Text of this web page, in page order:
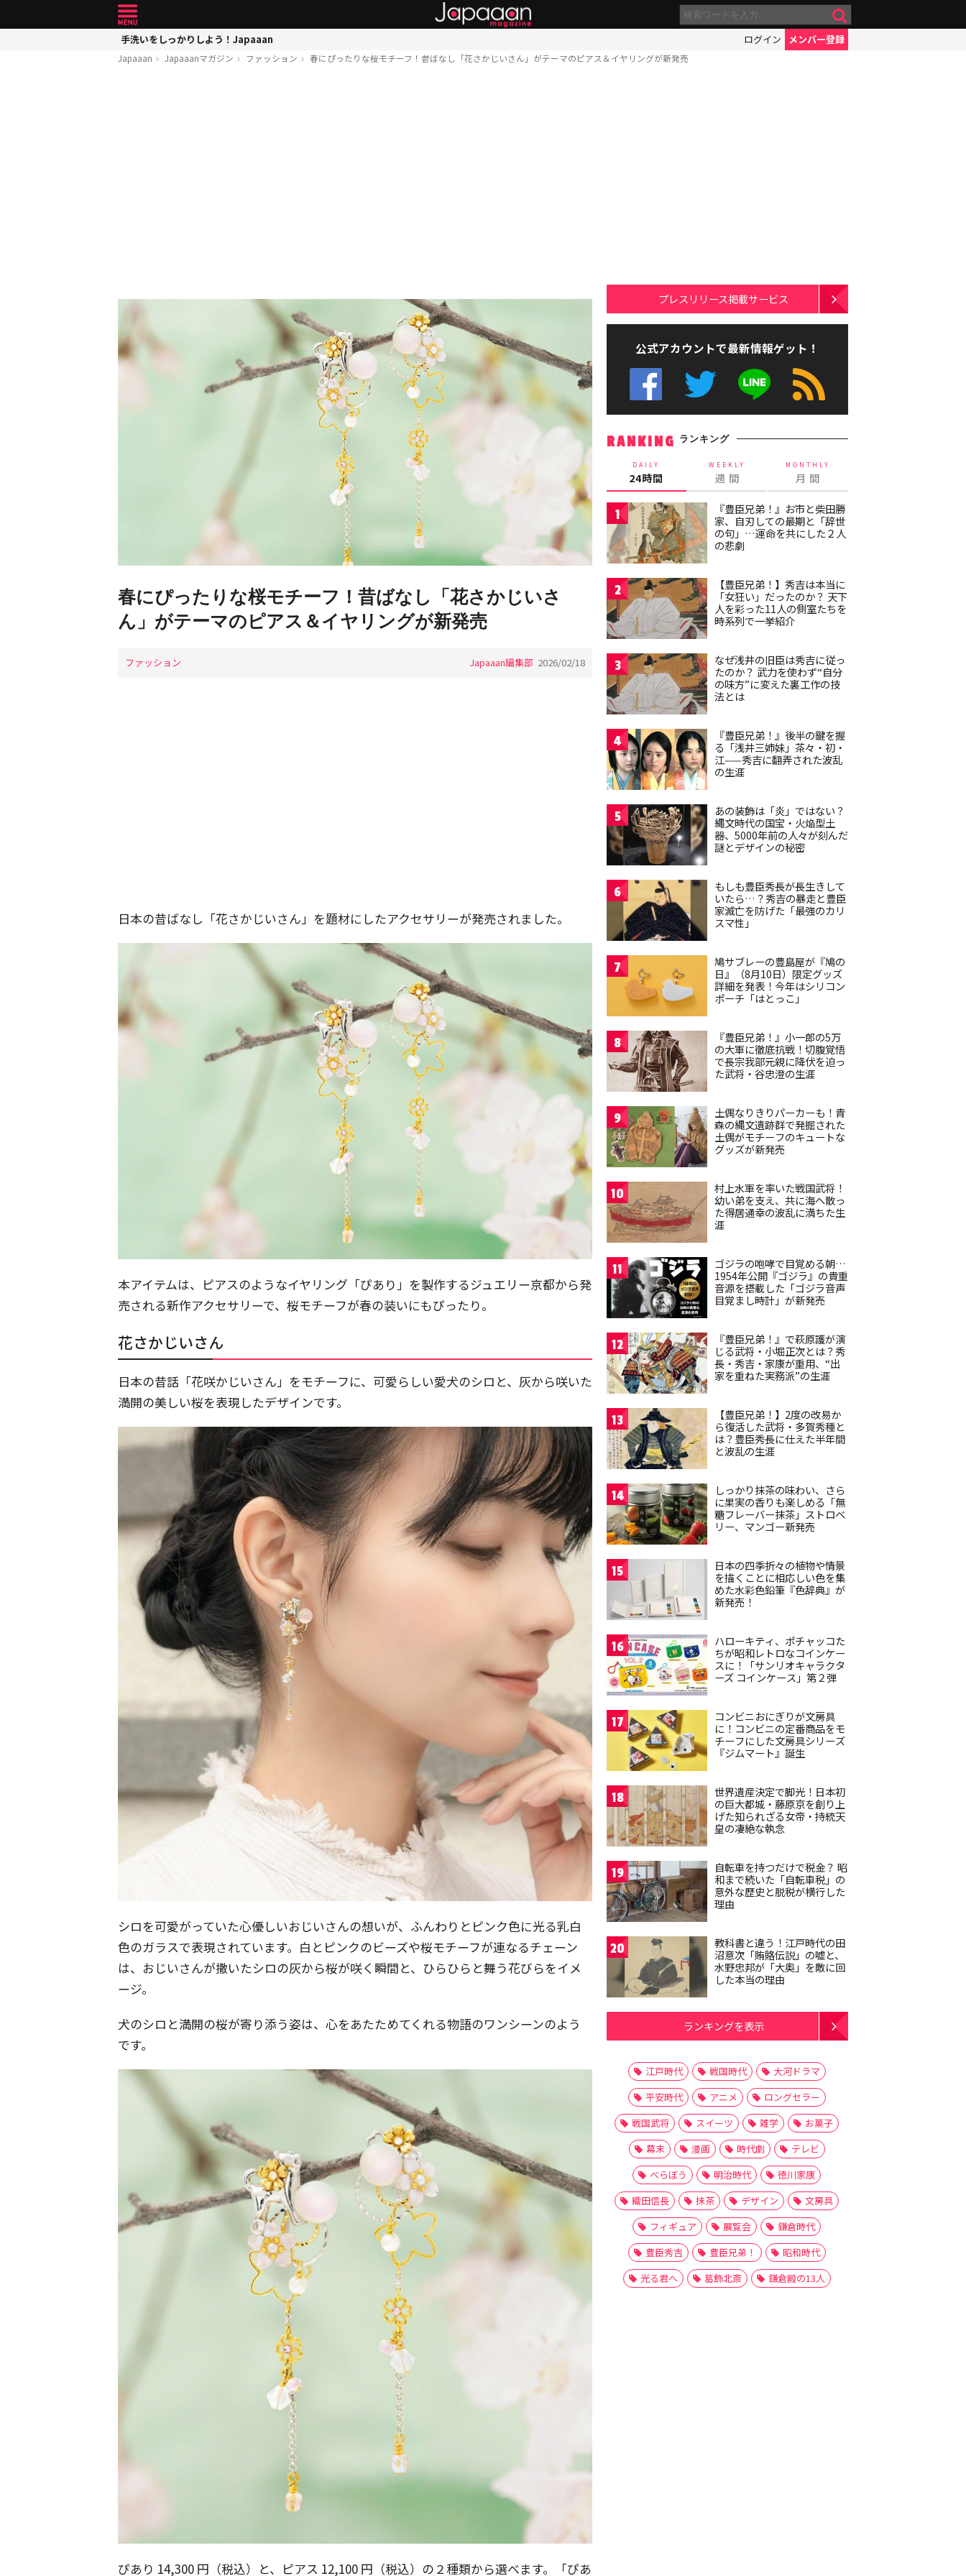
手洗いをしっかりしよう！Japaaan ログイン メンバー登録
Japaaan Japaaanマガジン ファッション 春にぴったりな桜モチーフ！昔ばなし「花さかじいさん」がテーマのピアス＆イヤリングが新発売
春にぴったりな桜モチーフ！昔ばなし「花さかじいさ
ん」がテーマのピアス＆イヤリングが新発売
ファッション Japaaan編集部 2026/02/18
日本の昔ばなし「花さかじいさん」を題材にしたアクセサリーが発売されました。
本アイテムは、ピアスのようなイヤリング「ぴあり」を製作するジュエリー京都から発
売される新作アクセサリーで、桜モチーフが春の装いにもぴったり。
花さかじいさん
日本の昔話「花咲かじいさん」をモチーフに、可愛らしい愛犬のシロと、灰から咲いた
満開の美しい桜を表現したデザインです。
シロを可愛がっていた心優しいおじいさんの想いが、ふんわりとピンク色に光る乳白
色のガラスで表現されています。白とピンクのビーズや桜モチーフが連なるチェーン
は、おじいさんが撒いたシロの灰から桜が咲く瞬間と、ひらひらと舞う花びらをイメ
ージ。
犬のシロと満開の桜が寄り添う姿は、心をあたためてくれる物語のワンシーンのよう
です。
ぴあり 14,300 円（税込）と、ピアス 12,100 円（税込）の２種類から選べます。「ぴあ
プレスリリース掲載サービス
公式アカウントで最新情報ゲット！
RANKING ランキング
DAILY
24時間
WEEKLY
週 間
MONTHLY
月 間
1
『豊臣兄弟！』お市と柴田勝
家、自刃しての最期と「辞世
の句」…運命を共にした２人
の悲劇
2
【豊臣兄弟！】秀吉は本当に
「女狂い」だったのか？ 天下
人を彩った11人の側室たちを
時系列で一挙紹介
3
なぜ浅井の旧臣は秀吉に従っ
たのか？ 武力を使わず“自分
の味方”に変えた裏工作の技
法とは
4
『豊臣兄弟！』後半の鍵を握
る「浅井三姉妹」茶々・初・
江——秀吉に翻弄された波乱
の生涯
5
あの装飾は「炎」ではない？
縄文時代の国宝・火焔型土
器、5000年前の人々が刻んだ
謎とデザインの秘密
6
もしも豊臣秀長が長生きして
いたら…？秀吉の暴走と豊臣
家滅亡を防げた「最強のカリ
スマ性」
7
鳩サブレーの豊島屋が『鳩の
日』（8月10日）限定グッズ
詳細を発表！今年はシリコン
ポーチ「はとっこ」
8
『豊臣兄弟！』小一郎の5万
の大軍に徹底抗戦！切腹覚悟
で長宗我部元親に降伏を迫っ
た武将・谷忠澄の生涯
9
土偶なりきりパーカーも！青
森の縄文遺跡群で発掘された
土偶がモチーフのキュートな
グッズが新発売
10
村上水軍を率いた戦国武将！
幼い弟を支え、共に海へ散っ
た得居通幸の波乱に満ちた生
涯
11
ゴジラの咆哮で目覚める朝…
1954年公開『ゴジラ』の貴重
音源を搭載した「ゴジラ音声
目覚まし時計」が新発売
12
『豊臣兄弟！』で萩原護が演
じる武将・小堀正次とは？秀
長・秀吉・家康が重用、“出
家を重ねた実務派”の生涯
13
【豊臣兄弟！】2度の改易か
ら復活した武将・多賀秀種と
は？豊臣秀長に仕えた半年間
と波乱の生涯
14
しっかり抹茶の味わい、さら
に果実の香りも楽しめる「無
糖フレーバー抹茶」ストロベ
リー、マンゴー新発売
15
日本の四季折々の植物や情景
を描くことに相応しい色を集
めた水彩色鉛筆『色辞典』が
新発売！
16
ハローキティ、ポチャッコた
ちが昭和レトロなコインケー
スに！「サンリオキャラクタ
ーズ コインケース」第２弾
17
コンビニおにぎりが文房具
に！コンビニの定番商品をモ
チーフにした文房具シリーズ
『ジムマート』誕生
18
世界遺産決定で脚光！日本初
の巨大都城・藤原京を創り上
げた知られざる女帝・持統天
皇の凄絶な執念
19
自転車を持つだけで税金？ 昭
和まで続いた「自転車税」の
意外な歴史と脱税が横行した
理由
20
教科書と違う！江戸時代の田
沼意次「賄賂伝説」の嘘と、
水野忠邦が「大奥」を敵に回
した本当の理由
ランキングを表示
江戸時代 戦国時代
大河ドラマ
平安時代
アニメ
ロングセラー
戦国武将
スイーツ 雑学
お菓子
幕末
漫画 時代劇
テレビ
べらぼう
明治時代
徳川家康
織田信長
抹茶 デザイン
文房具
フィギュア
展覧会
鎌倉時代
豊臣秀吉
豊臣兄弟！
昭和時代
光る君へ
葛飾北斎 鎌倉殿の13人